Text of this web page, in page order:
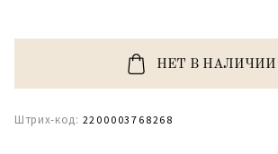
НЕТ В НАЛИЧИИ
Штрих-код: 2200003768268